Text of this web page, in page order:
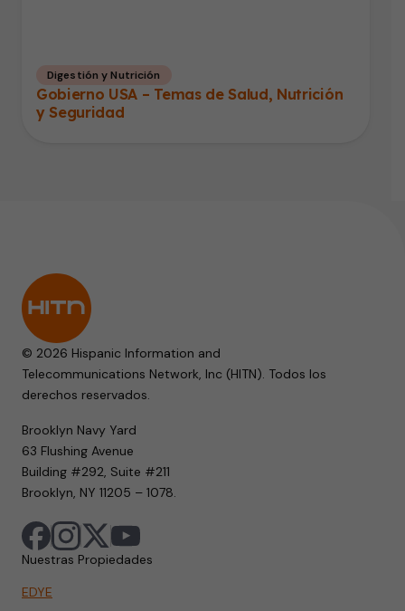
Digestión y Nutrición
Gobierno USA – Temas de Salud, Nutrición
y Seguridad
© 2026 Hispanic Information and
Telecommunications Network, Inc (HITN). Todos los
derechos reservados.
Brooklyn Navy Yard
63 Flushing Avenue
Building #292, Suite #211
Brooklyn, NY 11205 – 1078.
Nuestras Propiedades
EDYE